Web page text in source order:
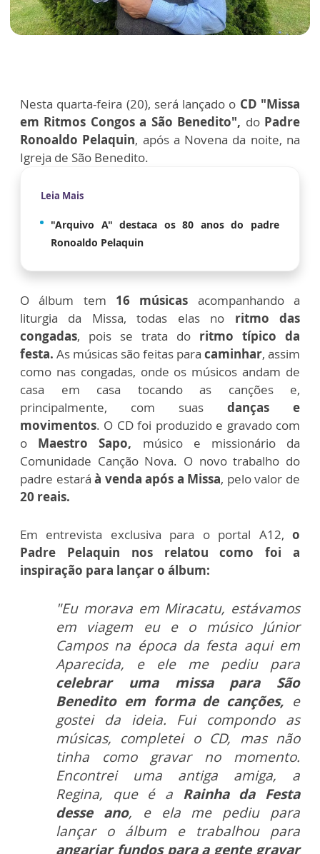
Nesta quarta-feira (20), será lançado o CD "Missa
em Ritmos Congos a São Benedito", do Padre
Ronoaldo Pelaquin, após a Novena da noite, na
Igreja de São Benedito.
Leia Mais
"Arquivo A" destaca os 80 anos do padre
Ronoaldo Pelaquin
O álbum tem 16 músicas acompanhando a
liturgia da Missa, todas elas no ritmo das
congadas, pois se trata do ritmo típico da
festa. As músicas são feitas para caminhar, assim
como nas congadas, onde os músicos andam de
casa em casa tocando as canções e,
principalmente, com suas danças e
movimentos. O CD foi produzido e gravado com
o Maestro Sapo, músico e missionário da
Comunidade Canção Nova. O novo trabalho do
padre estará à venda após a Missa, pelo valor de
20 reais.
Em entrevista exclusiva para o portal A12, o
Padre Pelaquin nos relatou como foi a
inspiração para lançar o álbum:
"Eu morava em Miracatu, estávamos
em viagem eu e o músico Júnior
Campos na época da festa aqui em
Aparecida, e ele me pediu para
celebrar uma missa para São
Benedito em forma de canções, e
gostei da ideia. Fui compondo as
músicas, completei o CD, mas não
tinha como gravar no momento.
Encontrei uma antiga amiga, a
Regina, que é a Rainha da Festa
desse ano, e ela me pediu para
lançar o álbum e trabalhou para
angariar fundos para a gente gravar